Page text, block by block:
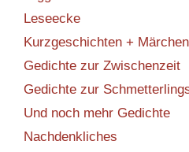
Leseecke
Kurzgeschichten + Märchen
Gedichte zur Zwischenzeit
Gedichte zur
Und noch mehr Gedichte
Nachdenkliches